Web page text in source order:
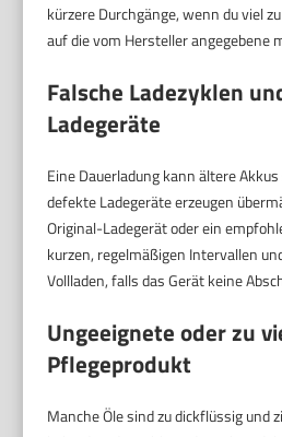
kürzere Durchgänge, wenn du viel
auf die vom Hersteller angegebene
Falsche Ladezyklen
Ladegeräte
Eine Dauerladung kann ältere
defekte Ladegeräte erzeugen
Original-Ladegerät oder ein
kurzen, regelmäßigen Intervallen
Vollladen, falls das Gerät keine
Ungeeignete oder zu
Pflegeprodukt
Manche Öle sind zu dickflüssig und